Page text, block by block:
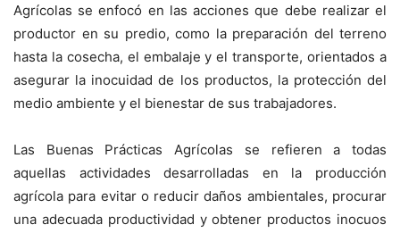
Agrícolas se enfocó en las acciones que debe realizar el
productor en su predio, como la preparación del terreno
hasta la cosecha, el embalaje y el transporte, orientados a
asegurar la inocuidad de los productos, la protección del
medio ambiente y el bienestar de sus trabajadores.
Las Buenas Prácticas Agrícolas se refieren a todas
aquellas actividades desarrolladas en la producción
agrícola para evitar o reducir daños ambientales, procurar
una adecuada productividad y obtener productos inocuos